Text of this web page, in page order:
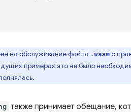
на обслуживание файла .wasmс
примерах это не было
также принимает обещание,